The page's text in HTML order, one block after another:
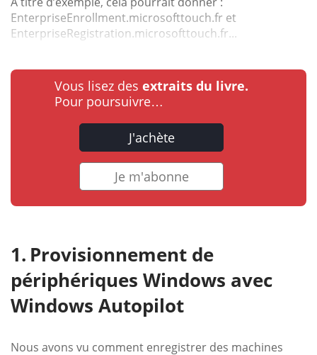
EnterpriseEnrollment.microsofttouch.fr et
EnterpriseRegistration.microsofttouch.fr...
Vous lisez des extraits du livre.
Pour poursuivre…
J'achète
Je m'abonne
Provisionnement de
périphériques Windows avec
Windows Autopilot
Nous avons vu comment enregistrer des machines